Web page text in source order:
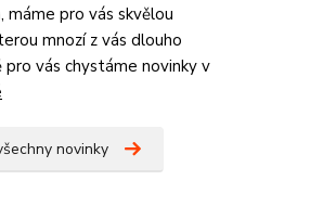
máme pro vás skvělou
mnozí z vás dlouho
pro vás chystáme novinky v
novinky